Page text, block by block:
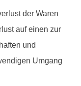
der Waren
auf einen zur
und
Umgang